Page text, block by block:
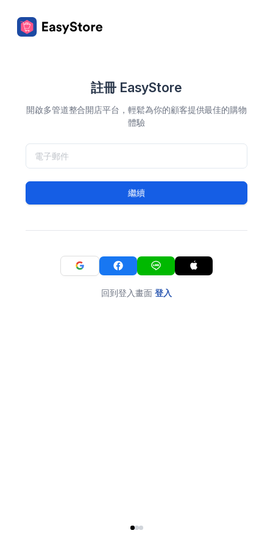
註冊 EasyStore
開啟多管道整合開店平台，輕鬆為你的顧客提供最佳的購物
體驗
繼續
回到登入畫面 登入